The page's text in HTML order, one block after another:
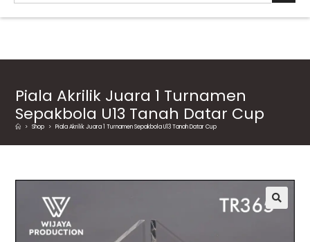
Piala Akrilik Juara 1 Turnamen
Sepakbola U13 Tanah Datar Cup
> Shop > Piala Akrilik Juara 1 Turnamen Sepakbola U13 Tanah Datar Cup